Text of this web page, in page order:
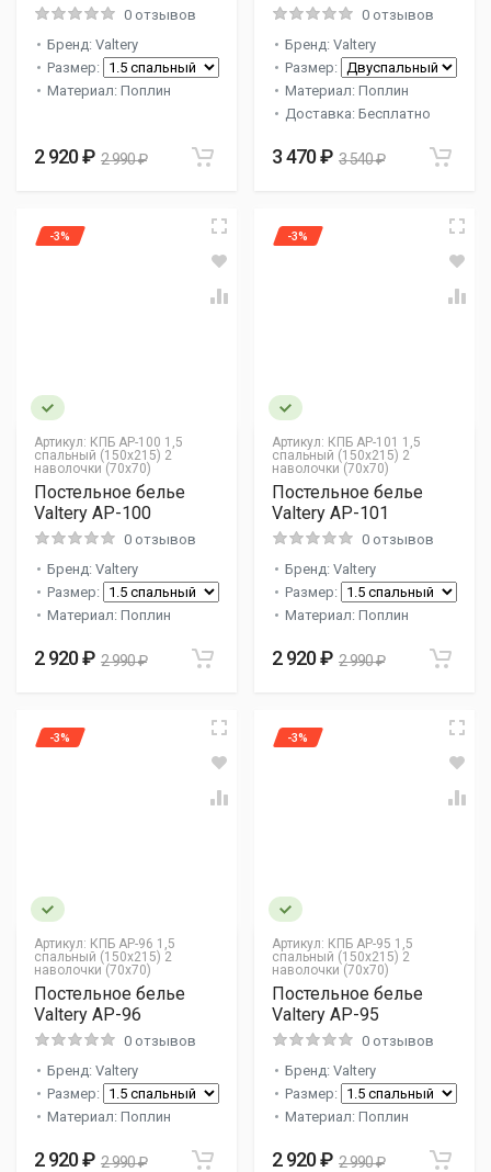
0 отзывов
Бренд: Valtery
Размер:
Материал: Поплин
2 920 ₽ 2 990 ₽
0 отзывов
Бренд: Valtery
Размер:
Материал: Поплин
Доставка: Бесплатно
3 470 ₽ 3 540 ₽
Артикул: КПБ AP-100 1,5
спальный (150х215) 2
наволочки (70х70)
-3%
Постельное белье
Valtery AP-100
0 отзывов
Бренд: Valtery
Размер:
Материал: Поплин
2 920 ₽ 2 990 ₽
Артикул: КПБ AP-101 1,5
спальный (150х215) 2
наволочки (70х70)
-3%
Постельное белье
Valtery AP-101
0 отзывов
Бренд: Valtery
Размер:
Материал: Поплин
2 920 ₽ 2 990 ₽
Артикул: КПБ AP-96 1,5
спальный (150х215) 2
наволочки (70х70)
-3%
Постельное белье
Valtery AP-96
0 отзывов
Бренд: Valtery
Размер:
Материал: Поплин
2 920 ₽ 2 990 ₽
Артикул: КПБ AP-95 1,5
спальный (150х215) 2
наволочки (70х70)
-3%
Постельное белье
Valtery AP-95
0 отзывов
Бренд: Valtery
Размер:
Материал: Поплин
2 920 ₽ 2 990 ₽